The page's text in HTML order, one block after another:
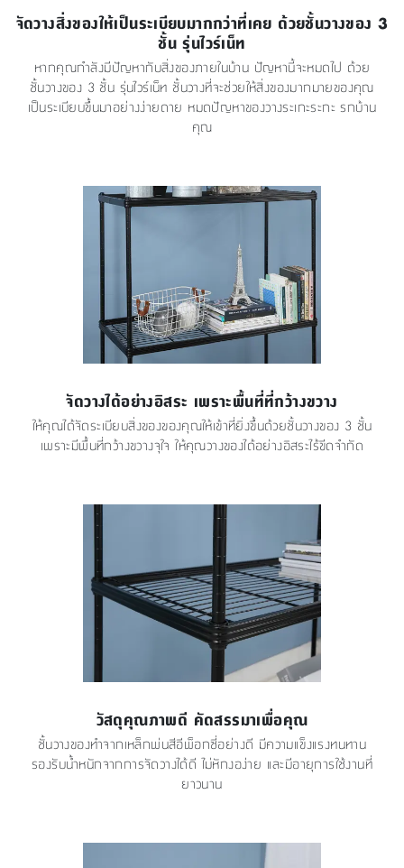
จัดวางสิ่งของให้เป็นระเบียบมากกว่าที่เคย ด้วยชั้นวางของ 3
ชั้น รุ่นไวร์เน็ท
หากคุณกำลังมีปัญหากับสิ่งของภายในบ้าน ปัญหานี้จะหมดไป ด้วย
ชั้นวางของ 3 ชั้น รุ่นไวร์เน็ท ชั้นวางที่จะช่วยให้สิ่งของมากมายของคุณ
เป็นระเบียบขึ้นมาอย่างง่ายดาย หมดปัญหาของวางระเกะระกะ รกบ้าน
คุณ
จัดวางได้อย่างอิสระ เพราะพื้นที่ที่กว้างขวาง
ให้คุณได้จัดระเบียบสิ่งของของคุณให้เข้าที่ยิ่งขึ้นด้วยชั้นวางของ 3 ชั้น
เพราะมีพื้นที่กว้างขวางจุใจ ให้คุณวางของได้อย่างอิสระไร้ขีดจำกัด
วัสดุคุณภาพดี คัดสรรมาเพื่อคุณ
ชั้นวางของทำจากเหล็กพ่นสีอีพ็อกซี่อย่างดี มีความแข็งแรงทนทาน
รองรับน้ำหนักจากการจัดวางได้ดี ไม่หักงอง่าย และมีอายุการใช้งานที่
ยาวนาน